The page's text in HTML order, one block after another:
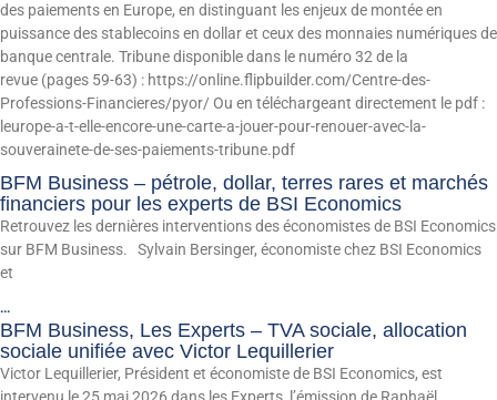
des paiements en Europe, en distinguant les enjeux de montée en
puissance des stablecoins en dollar et ceux des monnaies numériques de
banque centrale. Tribune disponible dans le numéro 32 de la
revue (pages 59-63) : https://online.flipbuilder.com/Centre-des-
Professions-Financieres/pyor/ Ou en téléchargeant directement le pdf :
leurope-a-t-elle-encore-une-carte-a-jouer-pour-renouer-avec-la-
souverainete-de-ses-paiements-tribune.pdf
BFM Business – pétrole, dollar, terres rares et marchés
financiers pour les experts de BSI Economics
Retrouvez les dernières interventions des économistes de BSI Economics
sur BFM Business. Sylvain Bersinger, économiste chez BSI Economics
et
...
BFM Business, Les Experts – TVA sociale, allocation
sociale unifiée avec Victor Lequillerier
Victor Lequillerier, Président et économiste de BSI Economics, est